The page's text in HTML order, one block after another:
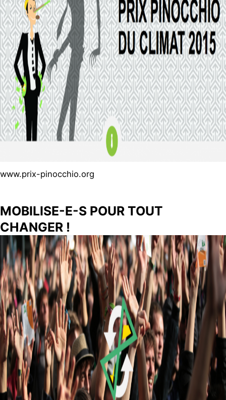
www.prix-pinocchio.org
MOBILISE-E-S POUR TOUT
CHANGER !